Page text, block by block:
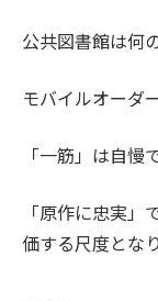
公共図書館は何
モバイルオーダ
「一筋」は自慢
「原作に忠実
価する尺度とな